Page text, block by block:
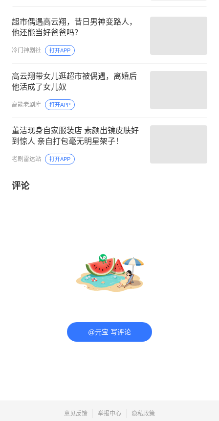
超市偶遇高云翔，昔日男神变路人，
他还能当好爸爸吗？
冷门神剧社 打开APP
高云翔带女儿逛超市被偶遇，离婚后
他活成了女儿奴
高能老剧库 打开APP
董洁现身自家服装店 素颜出镜皮肤好
到惊人 亲自打包毫无明星架子！
老剧雷达站 打开APP
评论
@元宝 写评论
意见反馈 举报中心 隐私政策